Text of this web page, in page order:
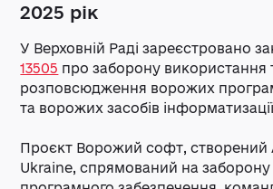
2025 рік
У Верховній Раді зареєстровано
13505 про заборону використання
розповсюдження ворожих
та ворожих засобів
Проєкт Ворожий софт, створений
Ukraine, спрямований на заборону